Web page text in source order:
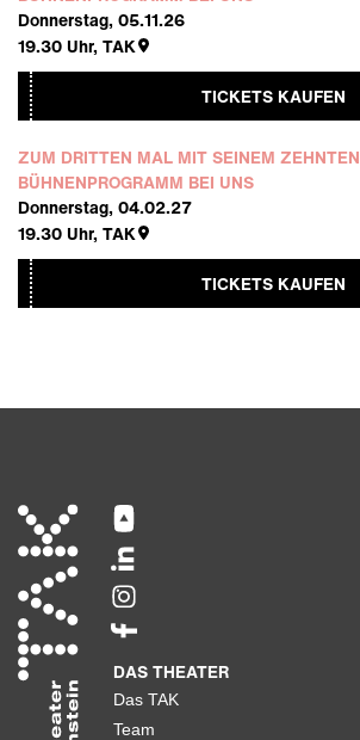
Donnerstag, 05.11.26
19.30 Uhr,TAK
TICKETS KAUFEN
ZUM DRITTEN MAL MIT SEINEM ZEHNTEN
BÜHNENPROGRAMM BEI UNS
Donnerstag, 04.02.27
19.30 Uhr,TAK
TICKETS KAUFEN
DAS THEATER
Das TAK
Team